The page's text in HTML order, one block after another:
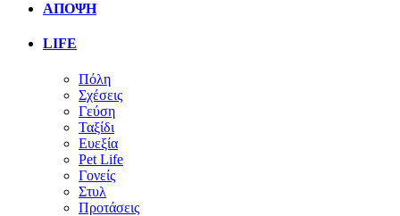
ΑΠΟΨΗ
LIFE
Πόλη
Σχέσεις
Γεύση
Ταξίδι
Ευεξία
Pet Life
Γονείς
Στυλ
Προτάσεις